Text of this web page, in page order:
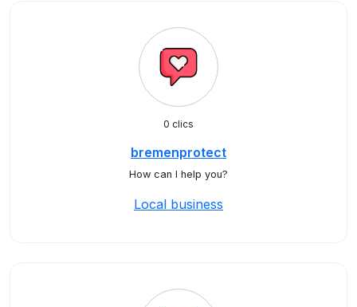
0 clics
bremenprotect
How can I help you?
Local business